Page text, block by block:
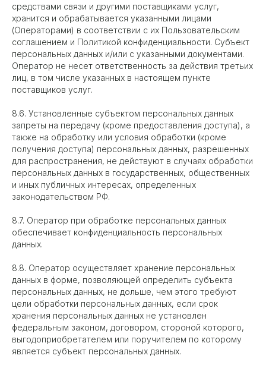
средствами связи и другими поставщиками услуг,
хранится и обрабатывается указанными лицами
(Операторами) в соответствии с их Пользовательским
соглашением и Политикой конфиденциальности. Субъект
персональных данных и/или с указанными документами.
Оператор не несет ответственность за действия третьих
лиц, в том числе указанных в настоящем пункте
поставщиков услуг.
8.6. Установленные субъектом персональных данных
запреты на передачу (кроме предоставления доступа), а
также на обработку или условия обработки (кроме
получения доступа) персональных данных, разрешенных
для распространения, не действуют в случаях обработки
персональных данных в государственных, общественных
и иных публичных интересах, определенных
законодательством РФ.
8.7. Оператор при обработке персональных данных
обеспечивает конфиденциальность персональных
данных.
8.8. Оператор осуществляет хранение персональных
данных в форме, позволяющей определить субъекта
персональных данных, не дольше, чем этого требуют
цели обработки персональных данных, если срок
хранения персональных данных не установлен
федеральным законом, договором, стороной которого,
выгодоприобретателем или поручителем по которому
является субъект персональных данных.